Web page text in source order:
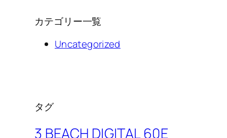
カテゴリー一覧
Uncategorized
タグ
3 BEACH DIGITAL 60E